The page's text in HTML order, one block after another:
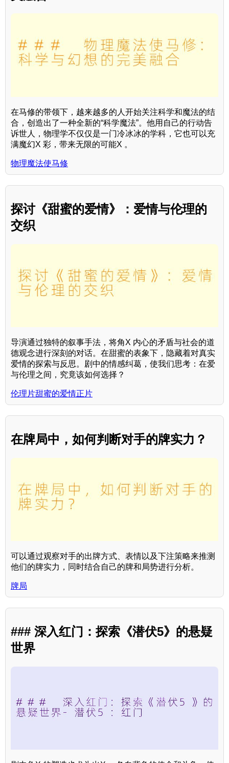
在马修的带领下，越来越多的人开始关注科学和魔法的结
合，创造出了一种全新的“科学魔法”。他用自己的行动告
诉世人，物理学不仅仅是一门冷冰冰的学科，它也可以充
满魔幻X 彩，带来无限的可能X 。
物理魔法使马修
探讨《甜蜜的爱情》：爱情与伦理的
交织
导演通过独特的叙事手法，将角X 内心的矛盾与社会的道
德观念进行深刻的对话。在甜蜜的表象下，隐藏着对真实
爱情的探索与反思。剧中的情感纠葛，使我们思考：在爱
与伦理之间，究竟该如何选择？
伦理片甜蜜的爱情正片
在牌局中，如何判断对手的牌实力？
可以通过观察对手的出牌方式、表情以及下注策略来推测
他们的牌实力，同时结合自己的牌和局势进行分析。
牌局
### 深入红门：探索《潜伏5》的悬疑
世界